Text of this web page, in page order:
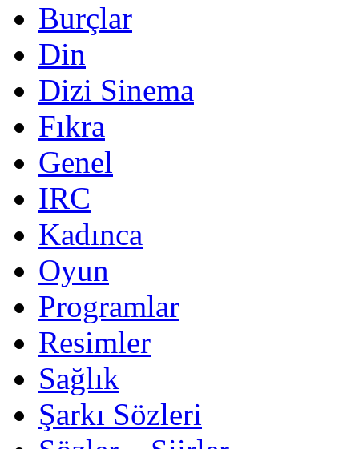
Burçlar
Din
Dizi Sinema
Fıkra
Genel
IRC
Kadınca
Oyun
Programlar
Resimler
Sağlık
Şarkı Sözleri